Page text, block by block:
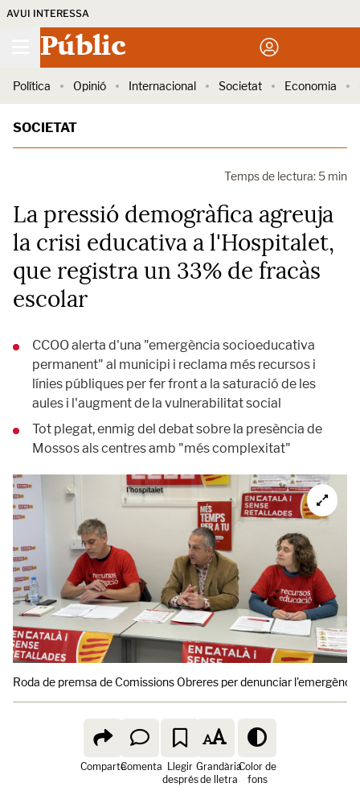
AVUI INTERESSA
Públic
Política Opinió Internacional Societat Economia
SOCIETAT
Temps de lectura: 5 min
La pressió demogràfica agreuja
la crisi educativa a l'Hospitalet,
que registra un 33% de fracàs
escolar
CCOO alerta d'una "emergència socioeducativa
permanent" al municipi i reclama més recursos i
línies públiques per fer front a la saturació de les
aules i l'augment de la vulnerabilitat social
Tot plegat, enmig del debat sobre la presència de
Mossos als centres amb "més complexitat"
Roda de premsa de Comissions Obreres per denunciar
ComparteComenta Llegir
després
Grandària
de lletra
Color de
fons